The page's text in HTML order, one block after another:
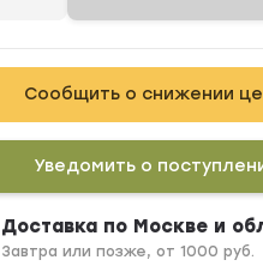
Сообщить о снижении
Уведомить о
Доставка по Москве и
Завтра или позже, от 1000 руб.